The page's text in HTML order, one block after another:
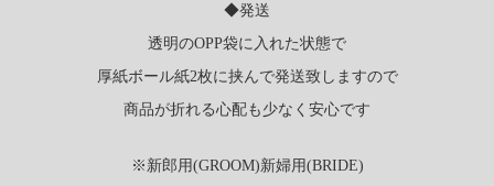
◆発送
透明のOPP袋に入れた状態で
厚紙ボール紙2枚に挟んで発送致しますので
商品が折れる心配も少なく安心です
※新郎用(GROOM)新婦用(BRIDE)